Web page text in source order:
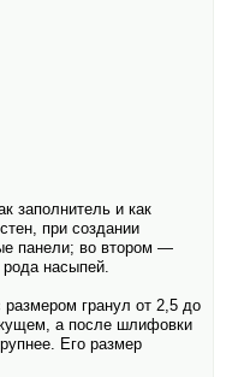
заполнитель и как
при создании
панели; во втором —
насыпей.
гранул от 2,5 до
а после шлифовки
Его размер